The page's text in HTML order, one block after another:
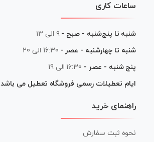
ساعات کاری
شنبه تا پنج‌شنبه - صبح - ۹ الی ۱۳
شنبه تا چهارشنبه - عصر - 16:30 الی 20
پنج شنبه - عصر - 16:30 الی 19
ایام تعطیلات رسمی فروشگاه تعطیل می باشد
راهنمای خرید
نحوه ثبت سفارش